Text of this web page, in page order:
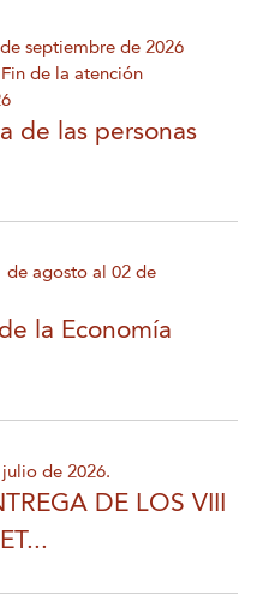
septiembre de 2026
de la atención
de las personas
de agosto al 02 de
la Economía
de 2026.
DE LOS VIII